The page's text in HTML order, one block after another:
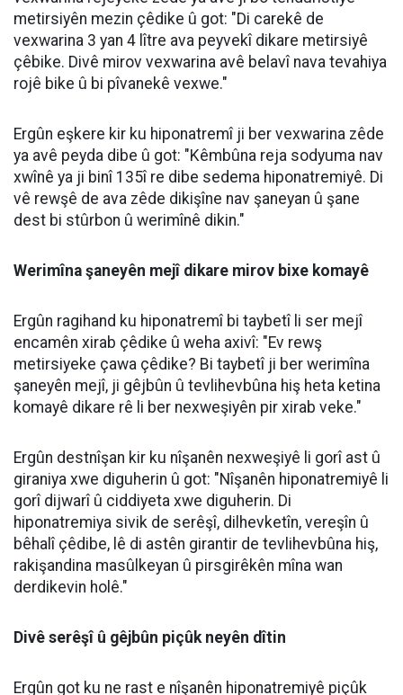
Dr. Mûhemmed Emîn Ergûn: Di mehên
havînê de vexwarina bêzanistî ya avê
dikare bibe sedema pirsgirêkên
tenduristiyê yên giran
Mütaxassisê Nexweşiyên Hindirrî (Daxilî) Dr.
Mûhemmed Emîn Ergûn hişyarî da ku vexwarina
nezanistî ya avê di demên havînê de dibe ku rê li ber
pirsgirêkên mezin ên tenduristiyê veke.
Sitemize destek olmak için
Haberler
'de takip edin
işaretine